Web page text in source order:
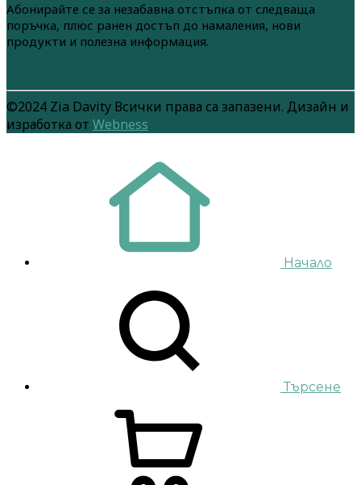
Абонирайте се за незабавна отстъпка от следваща
поръчка, плюс ранен достъп до намаления, нови
продукти и полезна информация.
©2024 Zia Davity Всички права са запазени. Дизайн и
изработка от Webness
Начало
Търсене